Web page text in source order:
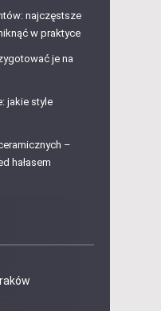
najczęstsze
w praktyce
je na
jakie style
–
hałasem